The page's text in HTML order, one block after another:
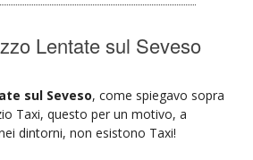
Lentate sul Seveso
sul Seveso, come spiegavo sopra
Taxi, questo per un motivo, a
dintorni, non esistono Taxi!